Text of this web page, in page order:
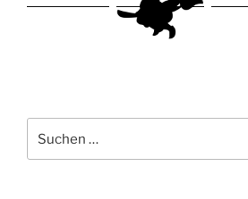
nach: